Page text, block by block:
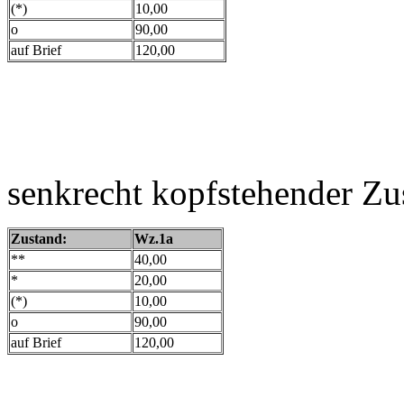
(*)
10,00
o
90,00
auf Brief
120,00
senkrecht kopfstehender
Zustand:
Wz.1a
**
40,00
*
20,00
(*)
10,00
o
90,00
auf Brief
120,00